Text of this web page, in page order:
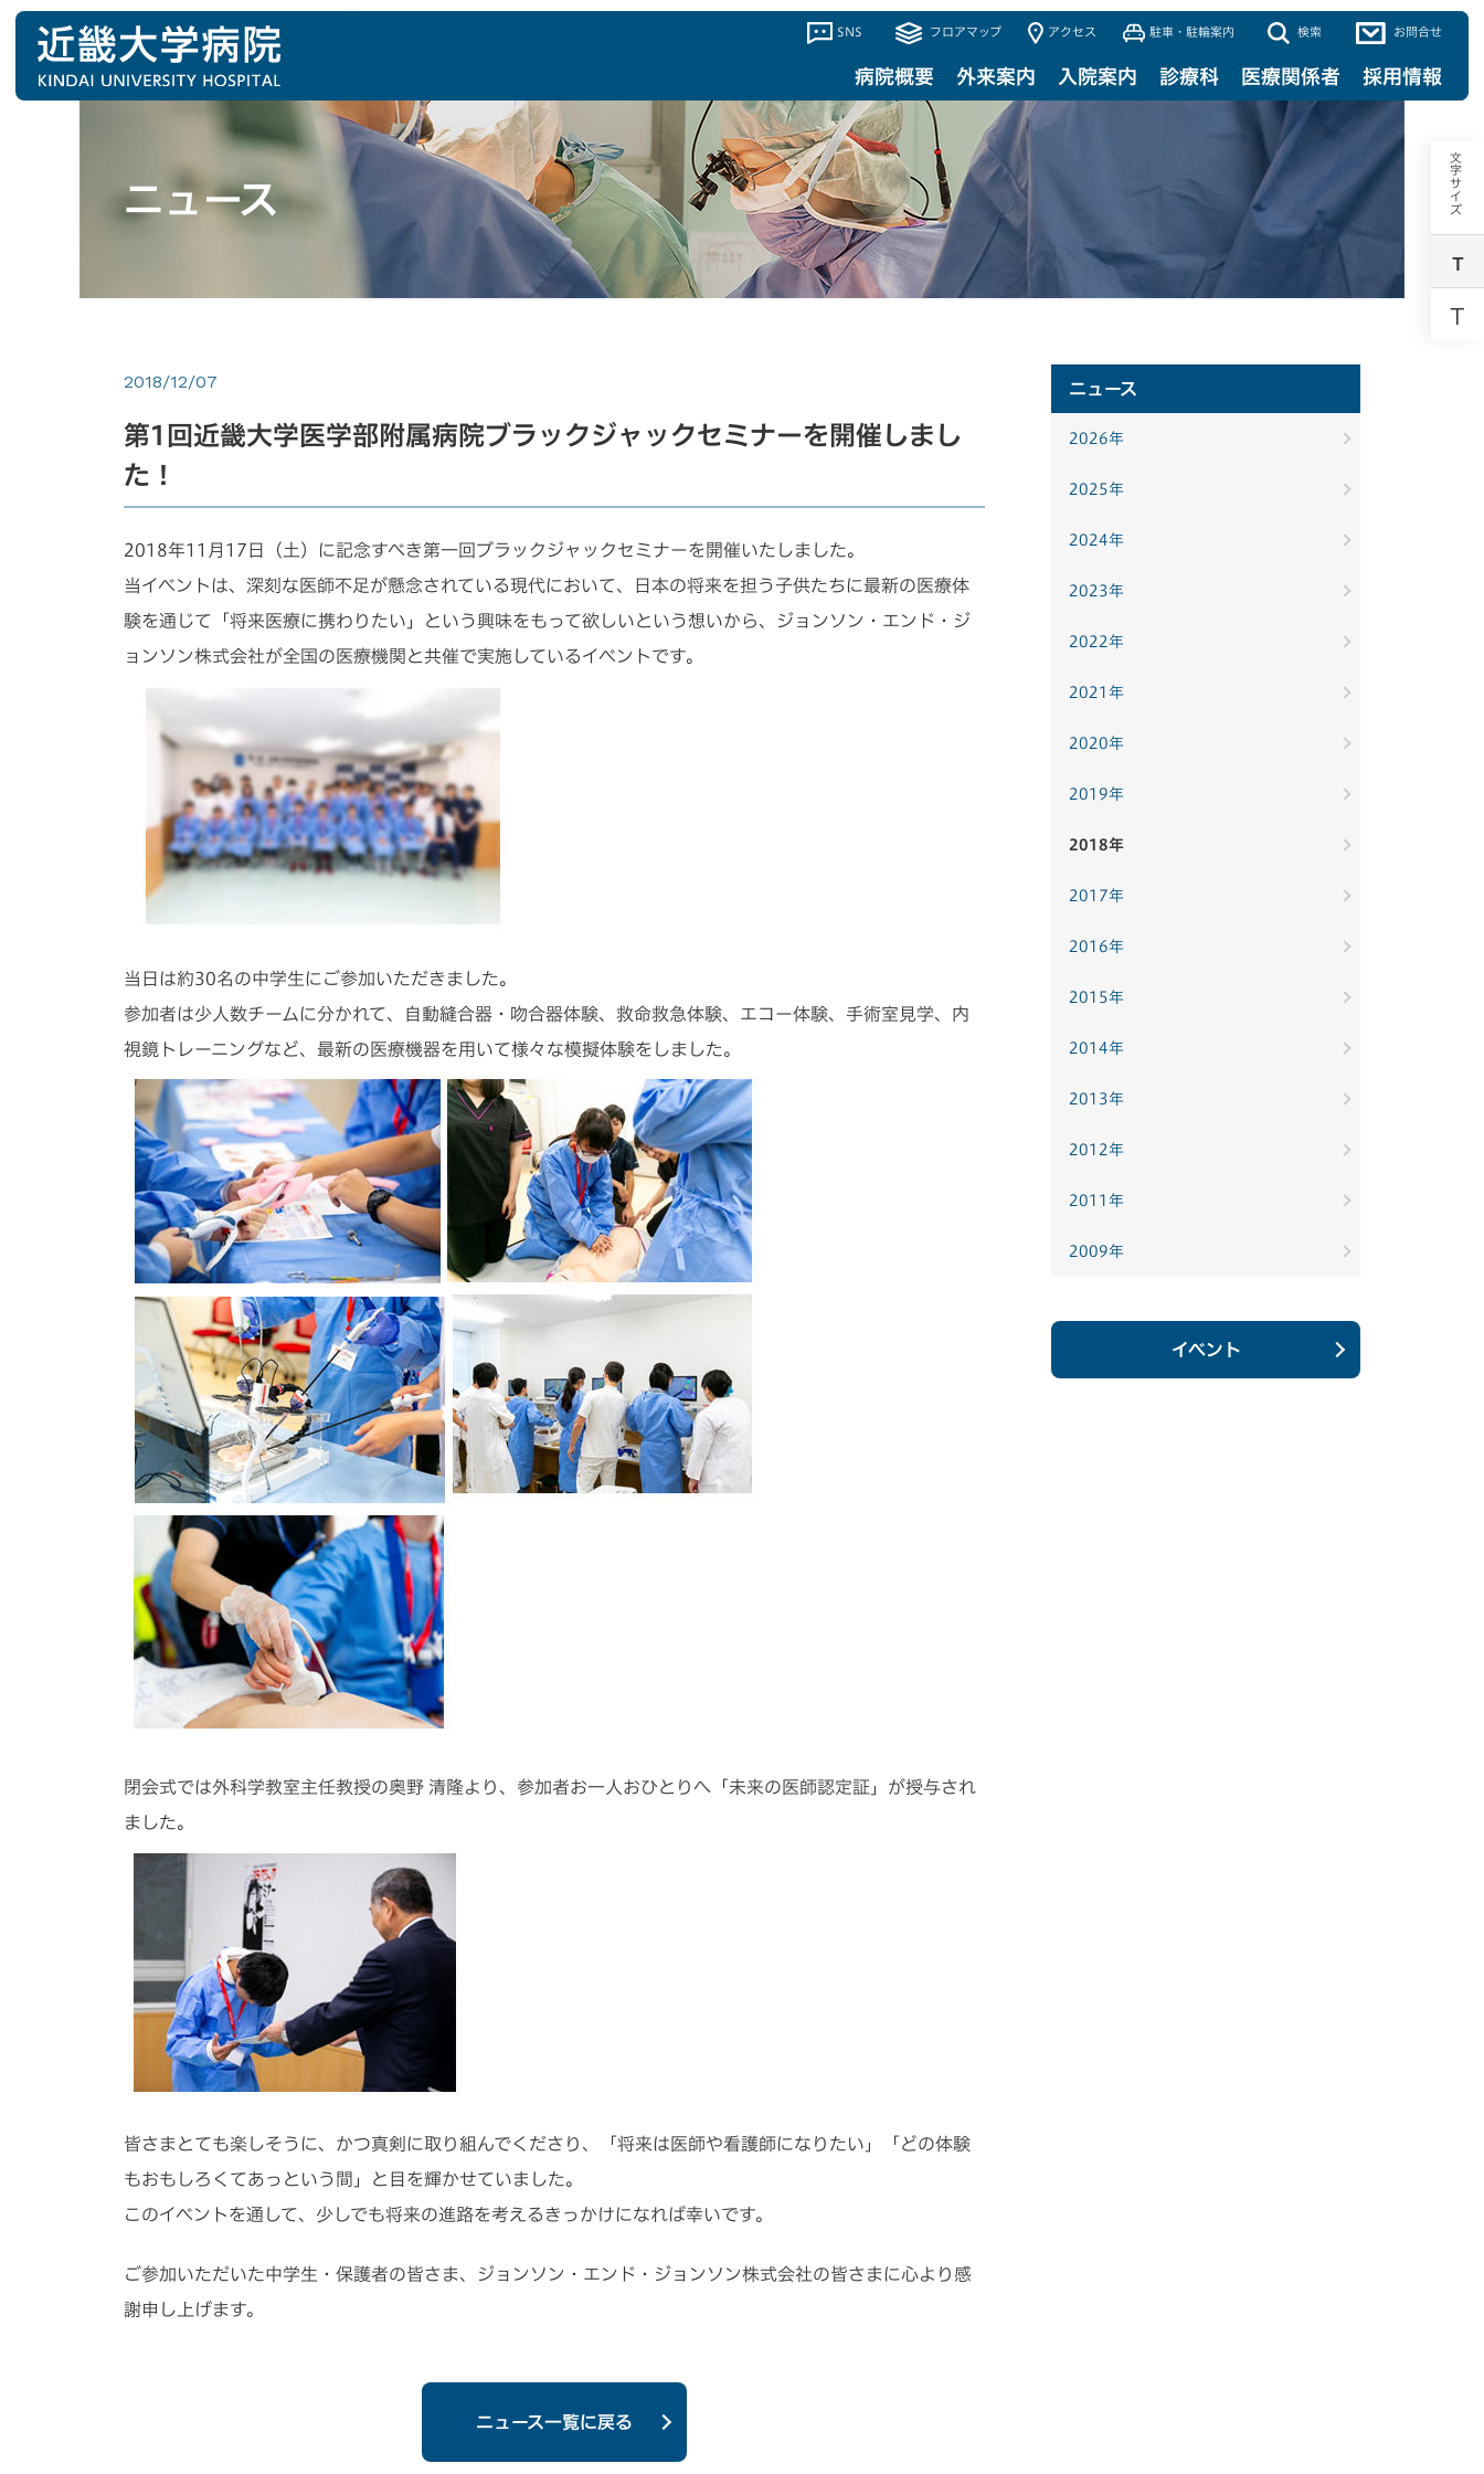
文字サイズ
T
T
病院概要 外来案内 入院案内 診療科 医療関係者 採用情報
SNS フロアマップ アクセス 駐車・駐輪案内 検索 お問合せ
ニュース
2018/12/07
第1回近畿大学医学部附属病院ブラックジャックセミナーを開催しまし
た！
2018年11月17日（土）に記念すべき第一回ブラックジャックセミナーを開催いたしました。
当イベントは、深刻な医師不足が懸念されている現代において、日本の将来を担う子供たちに最新の医療体
験を通じて「将来医療に携わりたい」という興味をもって欲しいという想いから、ジョンソン・エンド・ジ
ョンソン株式会社が全国の医療機関と共催で実施しているイベントです。
当日は約30名の中学生にご参加いただきました。
参加者は少人数チームに分かれて、自動縫合器・吻合器体験、救命救急体験、エコー体験、手術室見学、内
視鏡トレーニングなど、最新の医療機器を用いて様々な模擬体験をしました。
閉会式では外科学教室主任教授の奥野 清隆より、参加者お一人おひとりへ「未来の医師認定証」が授与され
ました。
皆さまとても楽しそうに、かつ真剣に取り組んでくださり、「将来は医師や看護師になりたい」「どの体験
もおもしろくてあっという間」と目を輝かせていました。
このイベントを通して、少しでも将来の進路を考えるきっかけになれば幸いです。
ご参加いただいた中学生・保護者の皆さま、ジョンソン・エンド・ジョンソン株式会社の皆さまに心より感
謝申し上げます。
ニュース一覧に戻る
ニュース
2026年
2025年
2024年
2023年
2022年
2021年
2020年
2019年
2018年
2017年
2016年
2015年
2014年
2013年
2012年
2011年
2009年
イベント